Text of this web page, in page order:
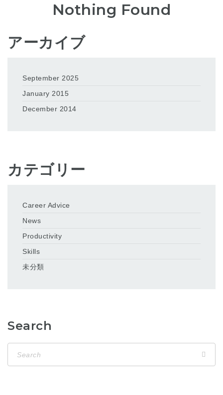
Nothing Found
アーカイブ
September 2025
January 2015
December 2014
カテゴリー
Career Advice
News
Productivity
Skills
未分類
Search